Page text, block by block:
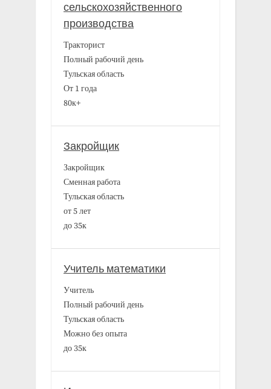
сельскохозяйственного
производства
Тракторист
Полный рабочий день
Тульская область
От 1 года
80к+
Закройщик
Закройщик
Сменная работа
Тульская область
от 5 лет
до 35к
Учитель математики
Учитель
Полный рабочий день
Тульская область
Можно без опыта
до 35к